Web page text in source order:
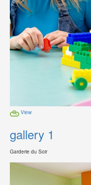
View
gallery 1
Garderie du Soir